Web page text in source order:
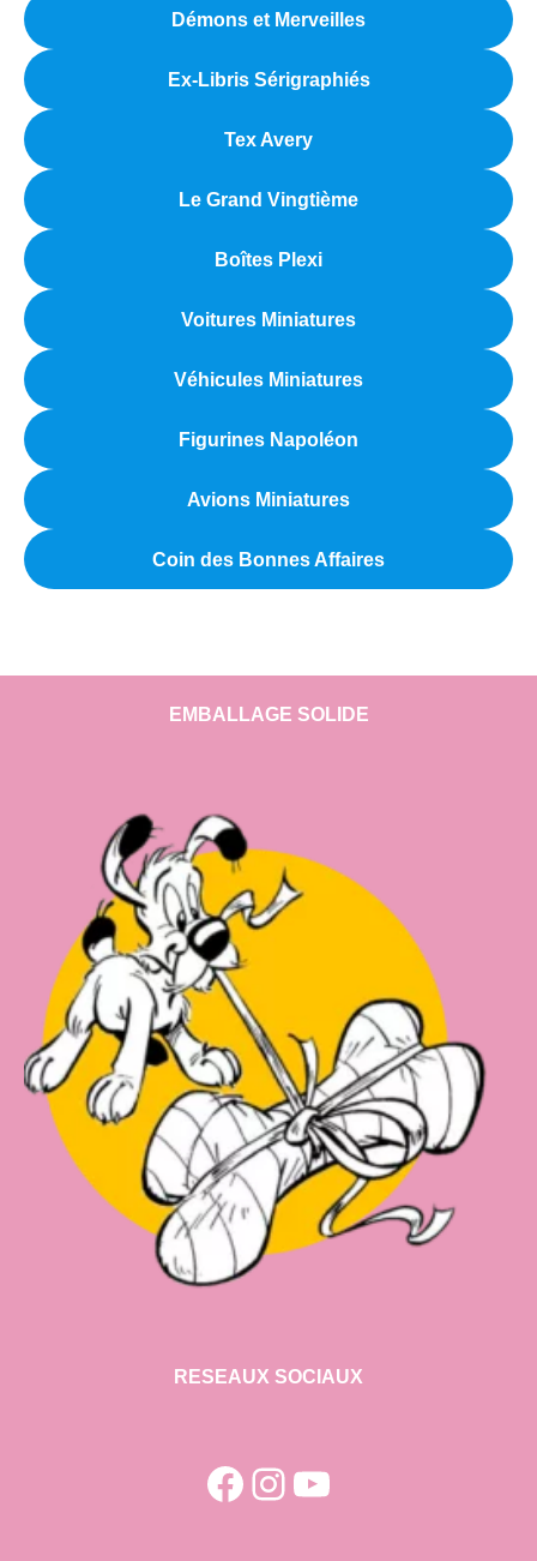
Démons et Merveilles
Ex-Libris Sérigraphiés
Tex Avery
Le Grand Vingtième
Boîtes Plexi
Voitures Miniatures
Véhicules Miniatures
Figurines Napoléon
Avions Miniatures
Coin des Bonnes Affaires
EMBALLAGE SOLIDE
RESEAUX SOCIAUX
Facebook
Instagram
YouTube